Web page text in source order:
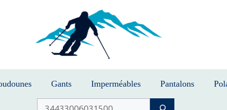
Gants Imperméables Pantalons
Buscar